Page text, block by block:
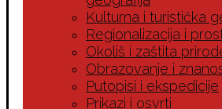
Kulturna i turistička
Regionalizacija i
Okoliš i zaštita
Obrazovanje i
Putopisi i ekspedicije
Prikazi i osvrti